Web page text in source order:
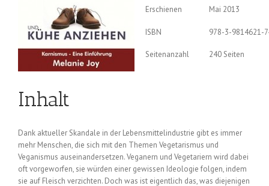
Erschienen Mai 2013
ISBN 978-3-9814621-
Seitenanzahl 240 Seiten
Inhalt
Dank aktueller Skandale in der Lebensmittelindustrie gibt es immer
mehr Menschen, die sich mit den Themen Vegetarismus und
Veganismus auseinandersetzen. Veganern und Vegetariern wird dabei
oft vorgeworfen, sie würden einer gewissen Ideologie folgen, indem
sie auf Fleisch verzichten. Doch was ist eigentlich das, was diejenigen